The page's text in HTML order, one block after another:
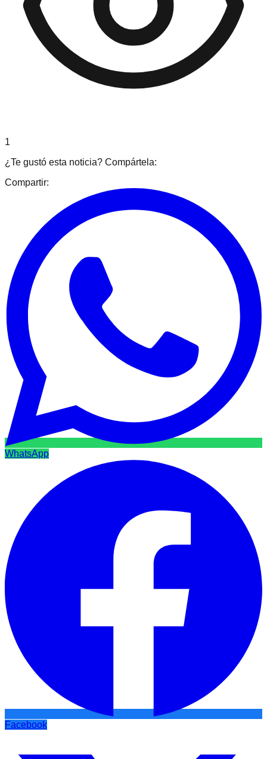
1
¿Te gustó esta noticia? Compártela:
Compartir:
WhatsApp
Facebook